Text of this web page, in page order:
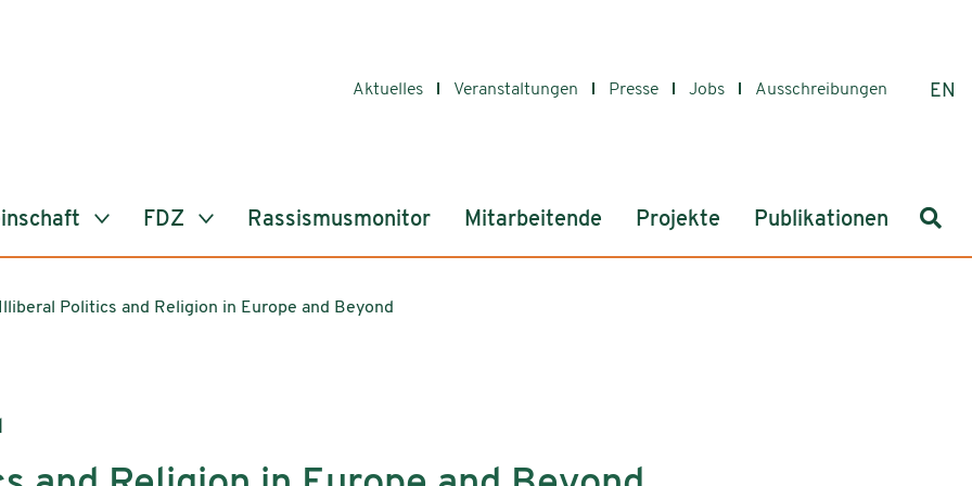
Aktuelles Veranstaltungen Presse Jobs Ausschreibungen EN
FDZ Rassismusmonitor Mitarbeitende Projekte Publikationen
Illiberal Politics and Religion in Europe and Beyond